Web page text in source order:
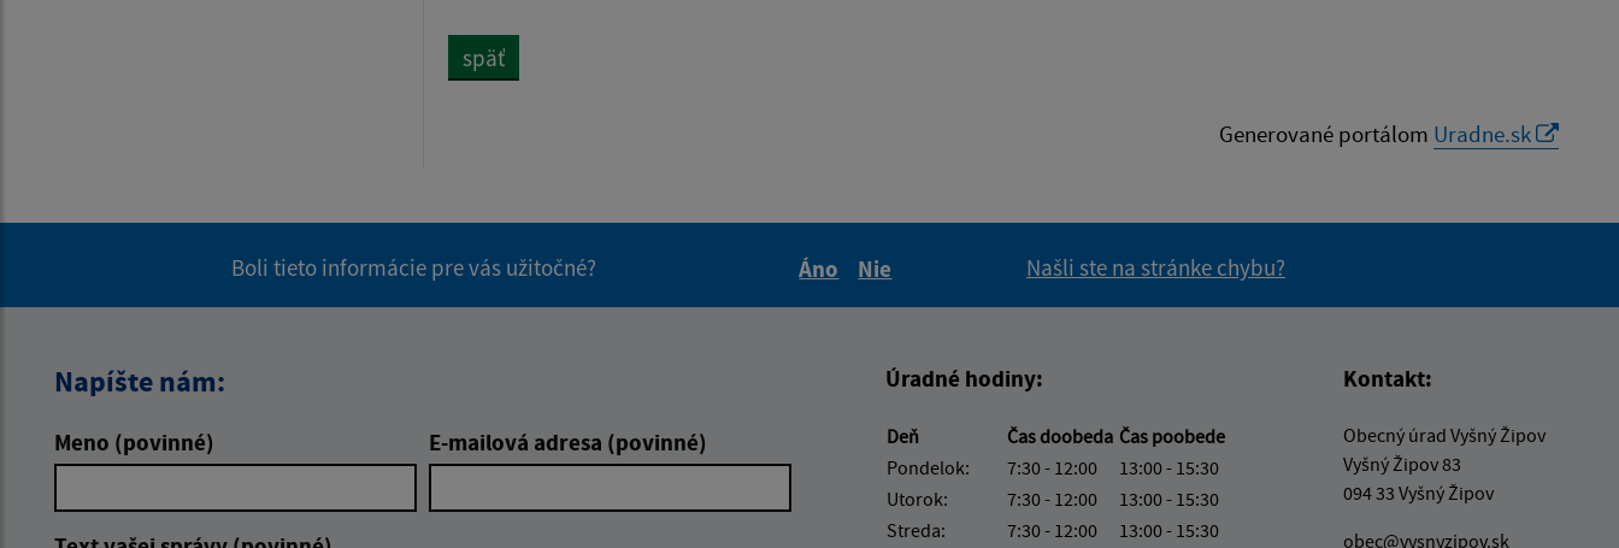
späť
Generované portálom Uradne.sk
Boli tieto informácie pre vás užitočné?
Áno
Nie
Našli ste na stránke chybu?
Napíšte nám:
Meno (povinné) E-mailová adresa (povinné)
Úradné hodiny:
Deň Čas doobeda Čas poobede
Pondelok:
7:30 - 12:00
13:00 - 15:30
Utorok:
7:30 - 12:00
13:00 - 15:30
Streda:
7:30 - 12:00
13:00 - 15:30
Kontakt:
Obecný úrad Vyšný Žipov
Vyšný Žipov 83
094 33 Vyšný Žipov
obec@vysnyzipov.sk